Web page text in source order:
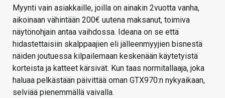
Myynti vain asiakkaille, joilla on ainakin 2vuotta vanha,
aikoinaan vähintään 200€ uutena maksanut, toimiva
näytönohjain antaa vaihdossa. Ideana on se että
hidastettaisiin skalppaajien eli jälleenmyyjien bisnestä
näiden joutuessa kilpailemaan keskenään käytetyistä
korteista ja katteet kärsivät. Kun taas normitallaaja, joka
haluaa pelkästään päivittää oman GTX970:n nykyaikaan,
selviää pienemmällä vaivalla.